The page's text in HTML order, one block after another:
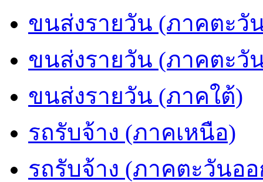
ขนส่งรายวัน (ภาคตะวั
ขนส่งรายวัน (ภาคตะวั
ขนส่งรายวัน (ภาคใต้)
รถรับจ้าง (ภาคเหนือ)
รถรับจ้าง (ภาคตะวันออ